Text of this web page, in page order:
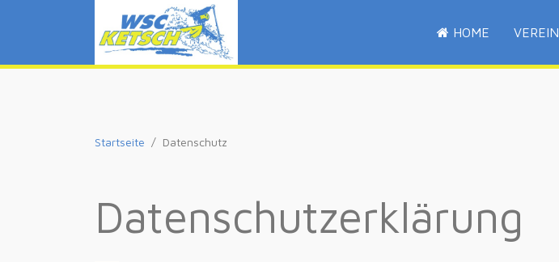
HOME VEREIN
Startseite Datenschutz
Datenschutzerklärung